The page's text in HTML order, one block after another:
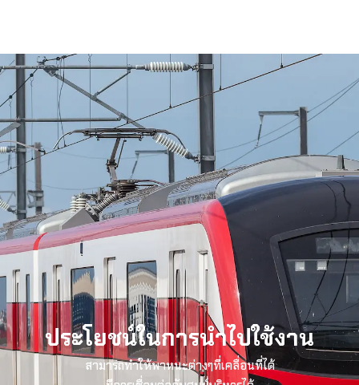
ประโยชน์ในการนำไปใช้งาน
สามารถทำให้พาหนะต่างๆที่เคลื่อนที่ได้